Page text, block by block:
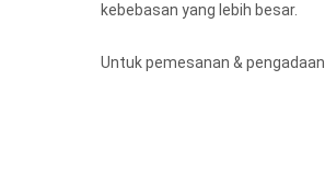
kebebasan yang lebih besar.
Untuk pemesanan & pengadaan